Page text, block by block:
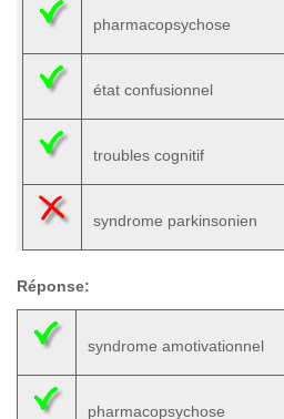
pharmacopsychose
état confusionnel
troubles cognitif
syndrome parkinsonien
Réponse:
syndrome amotivationnel
pharmacopsychose